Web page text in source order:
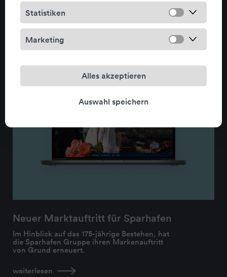
18.09.2024 Markenauftritte
Neuer Marktauftritt für Sparhafen
Im Hinblick auf das 175-jährige Bestehen, hat
die Sparhafen Gruppe ihren Markenauftritt
von Grund erneuert.
weiterlesen
Statistiken
Marketing
Alles akzeptieren
Auswahl speichern